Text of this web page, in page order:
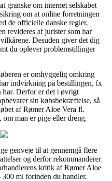
granske om internet selskabet
om at online forretningen
de officielle danske regler,
revideres af jurister som har
Desuden giver det dig
du oplever problemstillinger
er omhyggelig omkring
indvirkning på bestillingen, fx
Derfor er det i øvrigt
sin købsbekræftelse, så
af Rømer Aloe Vera fl.
man er pige eller dreng.
genveje til at gennemgå flere
og derfor rekommanderer
kritik af Rømer Aloe
ml forinden du handler.